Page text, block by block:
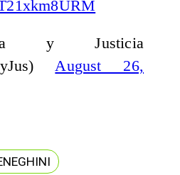
y Justicia
August 26,